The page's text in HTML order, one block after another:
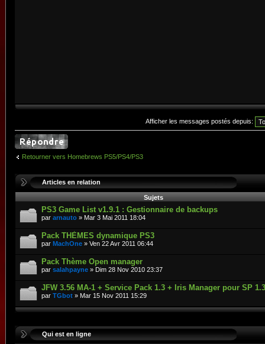
Afficher les messages postés depuis:
Retourner vers Homebrews PS5/PS4/PS3
Articles en relation
Sujets
PS3 Game List v1.9.1 : Gestionnaire de backups
par arnauto » Mar 3 Mai 2011 18:04
Pack THÈMES dynamique PS3
par MachOne » Ven 22 Avr 2011 06:44
Pack Thème Open manager
par salahpayne » Dim 28 Nov 2010 23:37
JFW 3.56 MA-1 + Service Pack 1.3 + Iris Manager pour SP 1.3
par TGbot » Mar 15 Nov 2011 15:29
Qui est en ligne